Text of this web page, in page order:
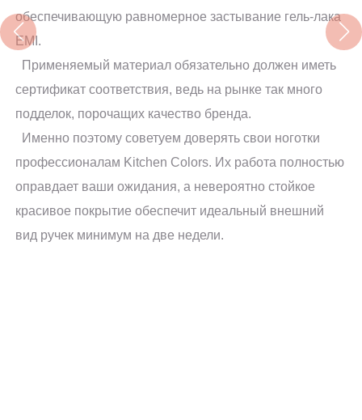
обеспечивающую равномерное застывание гель-лака
EMI.
Применяемый материал обязательно должен иметь
сертификат соответствия, ведь на рынке так много
подделок, порочащих качество бренда.
Именно поэтому советуем доверять свои ноготки
профессионалам Kitchen Colors. Их работа полностью
оправдает ваши ожидания, а невероятно стойкое
красивое покрытие обеспечит идеальный внешний
вид ручек минимум на две недели.